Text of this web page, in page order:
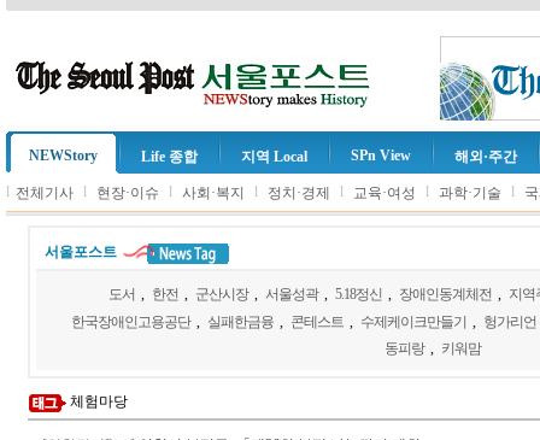
NEWStory Life 종합 지역 Local SPn View 해외·주간
l 전체기사 l 현장·이슈 l 사회·복지 l 정치·경제 l 교육·여성 l 과학·기술 l
서울포스트
도서 한전 군산시장 서울성곽 5.18정신 장애인동계체전
지역
한국장애인고용공단
실패한금융 콘테스트 수제케이크만들기
헝가리언
동피랑
키워맘
체험마당